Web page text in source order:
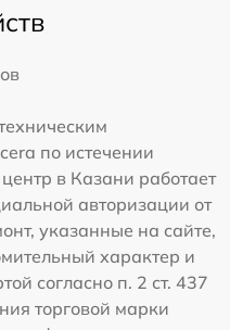
по истечении
в Казани работает
авторизации от
указанные на сайте,
характер и
согласно п. 2 ст. 437
торговой марки